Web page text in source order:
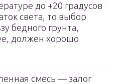
до +20 градусов
света, то выбор
бедного грунта,
должен хорошо
смесь — залог